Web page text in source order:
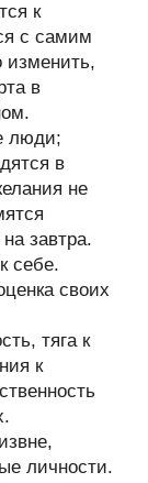
к
с самим
изменить,
в
люди;
в
не
завтра.
себе.
своих
тяга к
к
личности.